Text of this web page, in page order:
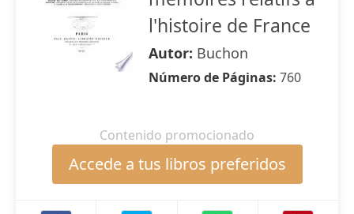
l'histoire de France
Autor: Buchon
Número de Páginas: 760
Contenido promocionado
Accede a tus libros preferidos